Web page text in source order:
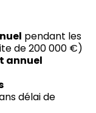
pendant les
de 200 000 €)
annuel
délai de